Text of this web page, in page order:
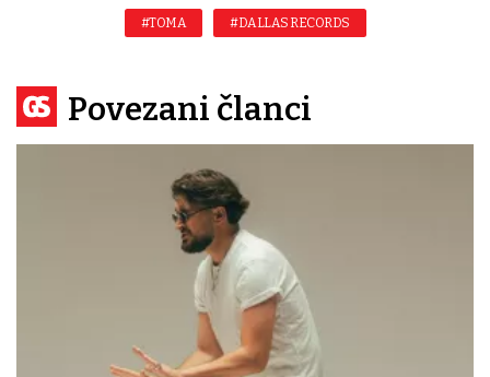
#TOMA #DALLAS RECORDS
Povezani članci